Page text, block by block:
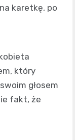
karetkę, po
który
głosem
fakt, że